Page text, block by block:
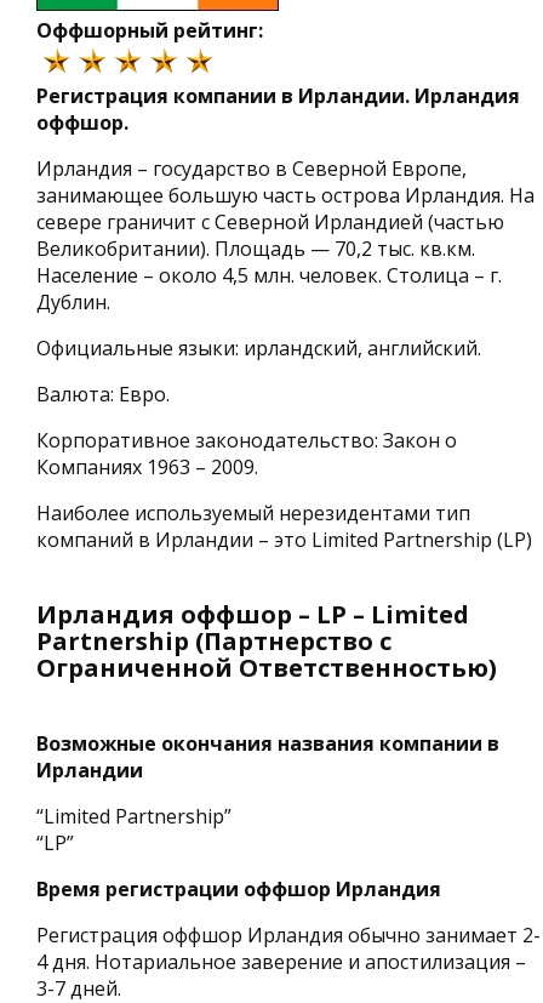
Оффшорный рейтинг:
Регистрация компании в Ирландии. Ирландия
оффшор.
Ирландия – государство в Северной Европе,
занимающее большую часть острова Ирландия. На
севере граничит с Северной Ирландией (частью
Великобритании). Площадь — 70,2 тыс. кв.км.
Население – около 4,5 млн. человек. Столица – г.
Дублин.
Официальные языки: ирландский, английский.
Валюта: Евро.
Корпоративное законодательство: Закон о
Компаниях 1963 – 2009.
Наиболее используемый нерезидентами тип
компаний в Ирландии – это Limited Partnership (LP)
Ирландия оффшор – LP – Limited
Partnership (Партнерство с
Ограниченной Ответственностью)
Возможные окончания названия компании в
Ирландии
“Limited Partnership”
“LP”
Время регистрации оффшор Ирландия
Регистрация оффшор Ирландия обычно занимает 2-
4 дня. Нотариальное заверение и апостилизация –
3-7 дней.